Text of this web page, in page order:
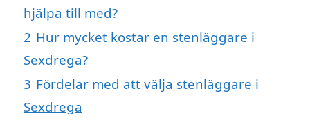
hjälpa till med?
2 Hur mycket kostar en stenläggare i
Sexdrega?
3 Fördelar med att välja stenläggare i
Sexdrega